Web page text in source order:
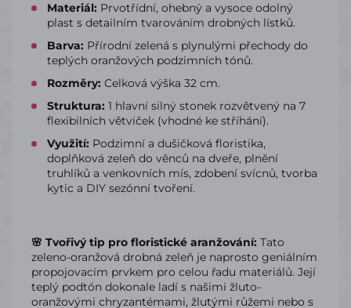
Materiál: Prvotřídní, ohebný a vysoce odolný
plast s detailním tvarováním drobných lístků.
Barva: Přírodní zelená s plynulými přechody do
teplých oranžových podzimních tónů.
Rozměry: Celková výška 32 cm.
Struktura: 1 hlavní silný stonek rozvětvený na 7
flexibilních větviček (vhodné ke stříhání).
Využití: Podzimní a dušičková floristika,
doplňková zeleň do věnců na dveře, plnění
truhlíků a venkovních mís, zdobení svícnů, tvorba
kytic a DIY sezónní tvoření.
🌸 Tvořivý tip pro floristické aranžování: Tato
zeleno-oranžová drobná zeleň je naprosto geniálním
propojovacím prvkem pro celou řadu materiálů. Její
teplý podtón dokonale ladí s našimi žluto-
oranžovými chryzantémami, žlutými růžemi nebo s